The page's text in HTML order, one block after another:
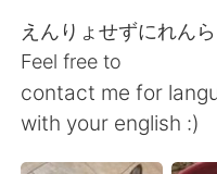
繁體中文
えんりょせずにれん
Feel free to
contact me for
with your english :)